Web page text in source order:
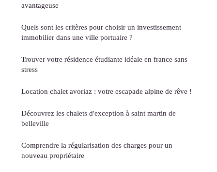
avantageuse
Quels sont les critères pour choisir un investissement
immobilier dans une ville portuaire ?
Trouver votre résidence étudiante idéale en france sans
stress
Location chalet avoriaz : votre escapade alpine de rêve !
Découvrez les chalets d'exception à saint martin de
belleville
Comprendre la régularisation des charges pour un
nouveau propriétaire